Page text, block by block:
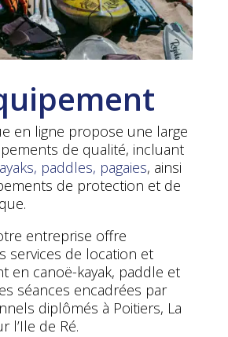
en ligne propose une large
de qualité, incluant
paddles, pagaies, ainsi
de protection et de
entreprise offre
services de location et
en canoë-kayak, paddle et
séances encadrées par
diplômés à Poitiers, La
l’Ile de Ré.